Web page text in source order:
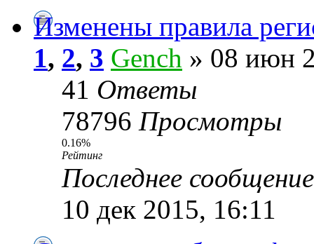
Изменены правила
1, 2, 3 Gench » 08 июн
41 Ответы
78796 Просмотры
0.16%
Рейтинг
Последнее
10 дек 2015, 16:11